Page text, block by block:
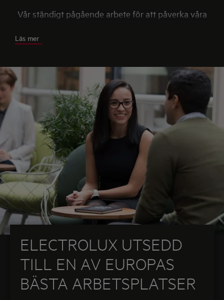
Vår ständigt pågående arbete för att påverka våra
utmärkelser vi tilldelats.
Läs mer
ELECTROLUX UTSEDD
TILL EN AV EUROPAS
BÄSTA ARBETSPLATSER